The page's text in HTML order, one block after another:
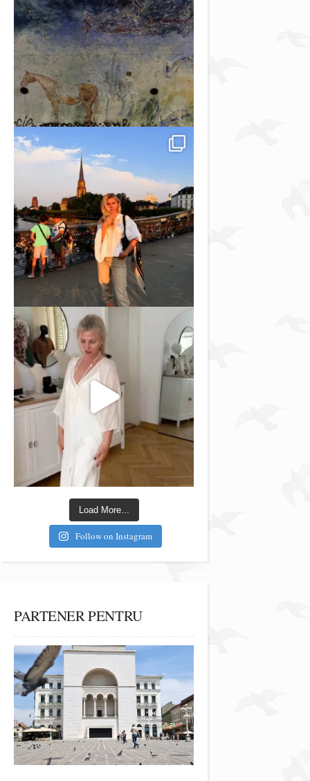
Load More...
Follow on Instagram
PARTENER PENTRU